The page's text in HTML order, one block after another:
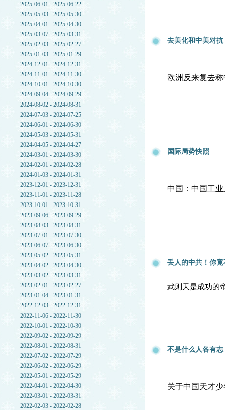
2025-06-01 - 2025-06-22
2025-05-03 - 2025-05-30
2025-04-01 - 2025-04-30
2025-03-07 - 2025-03-31
2025-02-03 - 2025-02-27
2025-01-03 - 2025-01-29
2024-12-01 - 2024-12-31
2024-11-01 - 2024-11-30
2024-10-01 - 2024-10-30
2024-09-04 - 2024-09-29
2024-08-02 - 2024-08-31
2024-07-03 - 2024-07-25
2024-06-01 - 2024-06-30
2024-05-03 - 2024-05-31
2024-04-05 - 2024-04-27
2024-03-01 - 2024-03-30
2024-02-01 - 2024-02-28
2024-01-03 - 2024-01-31
2023-12-01 - 2023-12-31
2023-11-01 - 2023-11-28
2023-10-01 - 2023-10-31
2023-09-06 - 2023-09-29
2023-08-03 - 2023-08-31
2023-07-01 - 2023-07-30
2023-06-07 - 2023-06-30
2023-05-02 - 2023-05-31
2023-04-02 - 2023-04-30
2023-03-02 - 2023-03-31
2023-02-01 - 2023-02-27
2023-01-04 - 2023-01-31
2022-12-03 - 2022-12-31
2022-11-06 - 2022-11-30
2022-10-01 - 2022-10-30
2022-09-02 - 2022-09-29
2022-08-01 - 2022-08-31
2022-07-02 - 2022-07-29
2022-06-02 - 2022-06-29
2022-05-01 - 2022-05-29
2022-04-01 - 2022-04-30
2022-03-01 - 2022-03-31
2022-02-03 - 2022-02-28
去美化和中美对抗
欧洲反来复去
国际局势快照
中国：中国工
丢人的中共！你
武则天是成功的
不是什么人各有
关于中国天才